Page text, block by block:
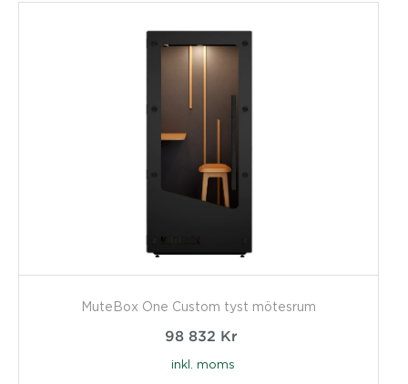
MuteBox One Custom tyst mötesrum
98 832 Kr
inkl. moms